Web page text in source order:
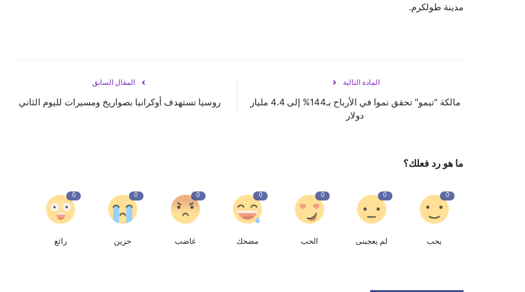
مدينة طولكرم.
المقال السابق
روسيا تستهدف أوكرانيا بصواريخ ومسيرات لليوم الثاني
المادة التالية
مالكة "تيمو" تحقق نموا في الأرباح بـ144% إلى 4.4 مليار
دولار
ما هو رد فعلك؟
0
يحب
0
لم يعجبنى
0
الحب
0
مضحك
0
غاضب
0
حزين
0
رائع